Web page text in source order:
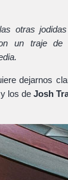
otras
un traje de
dejarnos
los de Josh